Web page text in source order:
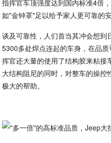
指挥官车顶强度达到国内标准4倍
如"金钟罩"足以给予家人更可靠的安
谈及可靠性，人们首当其冲会想
5300多处焊点连起的车身，在品
挥官还大量的使用了结构胶来粘接
大结构阻尼的同时，对整车的操
极大的帮助。